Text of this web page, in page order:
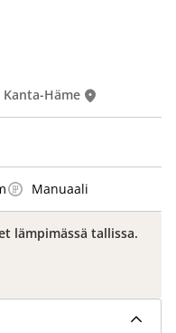
Häme
Manuaali
lämpimässä tallissa.